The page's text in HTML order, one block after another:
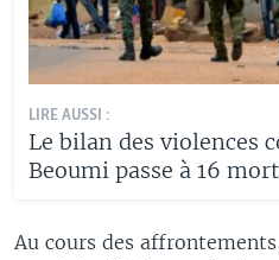
LIRE AUSSI :
Le bilan des violences
Beoumi passe à 16
Au cours des